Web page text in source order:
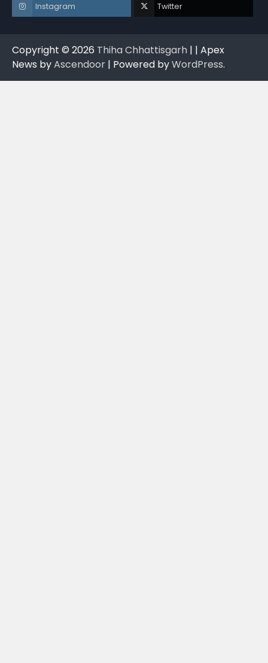
Instagram Twitter
Copyright © 2026 Thiha Chhattisgarh | | Apex
News byAscendoor | Powered byWordPress.